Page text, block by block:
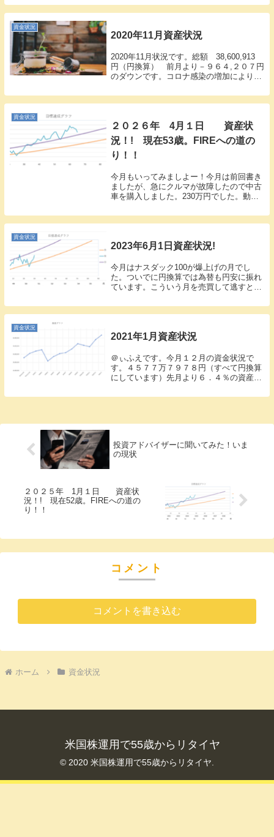
かりと下げて、時間をかけて、もう下げる
要素無くなるまでさげて、大きく上げてほ
資金状況
2020年11月資産状況
2020年11月状況です。総額 38,600,913
円（円換算） 前月より－９６４,２０７円
のダウンです。コロナ感染の増加により月
少し進んだことによりダウンしています。
まぁ、これくらいで済んでいるのか...
資金状況
２０２６年 4月１日 資産状
況！! 現在53歳。FIREへの道の
り！！
今月もいってみましよー！今月は前回書き
ましたが、急にクルマが故障したので中古
車を購入しました。230万円でした。動く
すがに15万キロで2008年式しおどきです
ね。たまには軽い贅沢もいいのではないで
資金状況
2023年6月1日資産状況!
今月はナスダック100が爆上げの月でし
た。ついでに円換算では為替も円安に振れ
ています。こういう月を売買して逃すと大
にはいつづけましょうね。という事なので
しょうね。絶対に守るべきこと一番重要な
資金状況
2021年1月資産状況
＠ぃふえです。今月１２月の資金状況で
す。４５７７万７９７８円（すべて円換算
にしています）先月より６．４％の資産増
た。今月も波に乗れました。賞与もあった
投資アドバイザーに聞いてみた！いま
の現状
２０２５年 1月１日 資産状
況！! 現在52歳。FIREへの道の
り！！
コメント
コメントを書き込む
ホーム 資金状況
米国株運用で55歳からリタイヤ
© 2020 米国株運用で55歳からリタイヤ.